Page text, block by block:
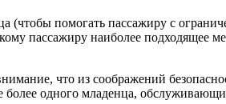
помогать пассажиру с
пассажиру наиболее подходящее
что из соображений
одного младенца,